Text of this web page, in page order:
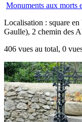
Monuments aux morts
Localisation : square
Gaulle), 2 chemin des
406 vues au total, 0